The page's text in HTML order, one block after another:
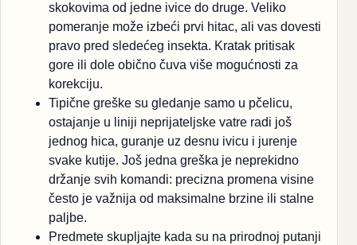
skokovima od jedne ivice do druge. Veliko
pomeranje može izbeći prvi hitac, ali vas dovesti
pravo pred sledećeg insekta. Kratak pritisak
gore ili dole obično čuva više mogućnosti za
korekciju.
Tipične greške su gledanje samo u pčelicu,
ostajanje u liniji neprijateljske vatre radi još
jednog hica, guranje uz desnu ivicu i jurenje
svake kutije. Još jedna greška je neprekidno
držanje svih komandi: precizna promena visine
često je važnija od maksimalne brzine ili stalne
paljbe.
Predmete skupljajte kada su na prirodnoj putanji